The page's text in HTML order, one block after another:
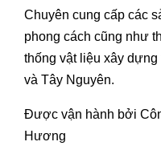
Chuyên cung cấp các
phong cách cũng như
thống vật liệu xây
và Tây Nguyên.
Được vận hành bởi
Hương